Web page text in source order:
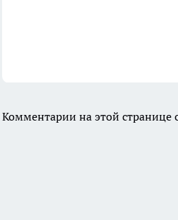
Комментарии на этой странице